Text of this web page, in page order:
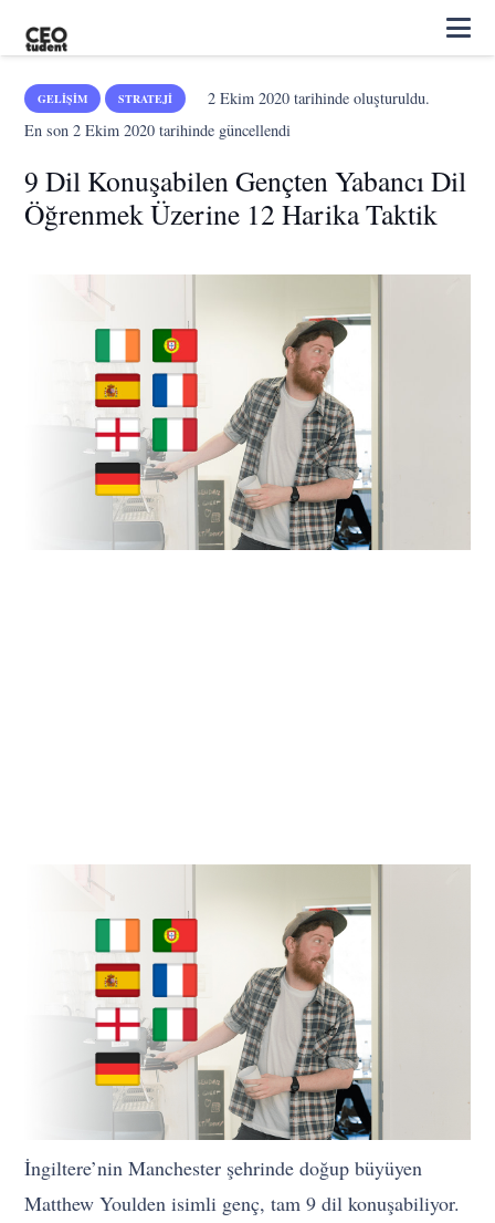
GELIŞIM STRATEJI 2 Ekim 2020tarihinde oluşturuldu.
En son2 Ekim 2020 tarihinde güncellendi
9 Dil Konuşabilen Gençten Yabancı Dil
Öğrenmek Üzerine 12 Harika Taktik
İngiltere’nin Manchester şehrinde doğup büyüyen
Matthew Youlden isimli genç, tam 9 dil konuşabiliyor.